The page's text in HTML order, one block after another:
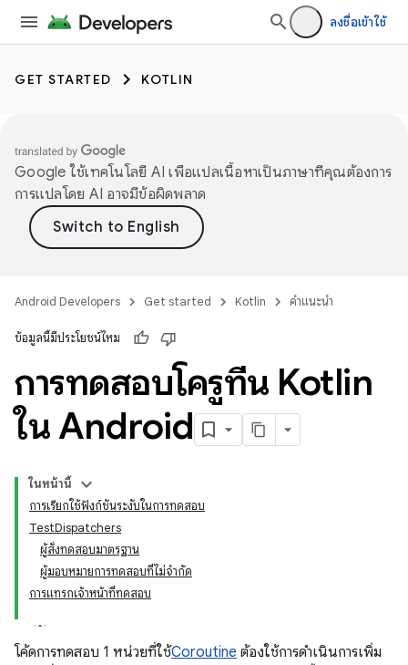
ลงชื่อเข้าใช้
GET STARTED KOTLIN
Google ใช้เทคโนโลยี AI เพื่อแปลเนื้อหาเป็นภาษาที่คุณต้องการ
การแปลโดย AI อาจมีข้อผิดพลาด
Android Developers Get started Kotlin คำแนะนำ
ข้อมูลนี้มีประโยชน์ไหม
การทดสอบโครูทีน Kotlin
ใน Android
ในหน้านี้
การเรียกใช้ฟังก์ชันระงับในการทดสอบ
TestDispatchers
ผู้สั่งทดสอบมาตรฐาน
ผู้มอบหมายการทดสอบที่ไม่จํากัด
การแทรกเจ้าหน้าที่ทดสอบ
โค้ดการทดสอบ 1 หน่วยที่ใช้Coroutine ต้องใช้การดำเนินการเพิ่ม